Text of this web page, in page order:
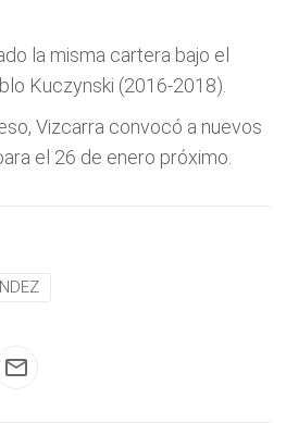
la misma cartera bajo el
Kuczynski (2016-2018).
Vizcarra convocó a nuevos
el 26 de enero próximo.